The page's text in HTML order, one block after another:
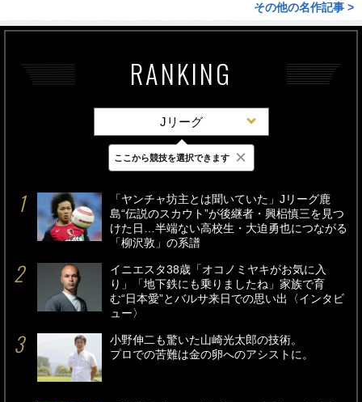
その他の名作記事 >
RANKING
Jリーグ
最新 24時間 週間
「ヤンチャ坊主とは聞いていた」Jリーグ鹿
島“伝説のスカウト”が後継者・興梠慎三を見つ
けた日…半端ない高校生・大迫勇也につながる
「柳沢敦」の系譜
イニエスタ38歳「オコノミヤキがお気に入
り」「地下鉄にも乗りましたね」家族で育
む“日本愛”とバルサ来日での思い出〈インタビ
ュー〉
小野伸二も驚いた山崎光太郎の技術。
プロでの苦難は金の卵へのアシストに。
ここから競技を選択できます ×